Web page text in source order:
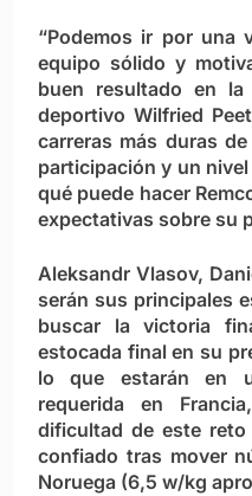
“Podemos ir por una
equipo sólido y
buen resultado en
deportivo Wilfried
carreras más duras
participación y un
qué puede hacer
expectativas sobre su
Aleksandr Vlasov,
serán sus principales
buscar la victoria
estocada final en su
lo que estarán en
requerida en
dificultad de este reto
confiado tras mover
Noruega (6,5 w/kg